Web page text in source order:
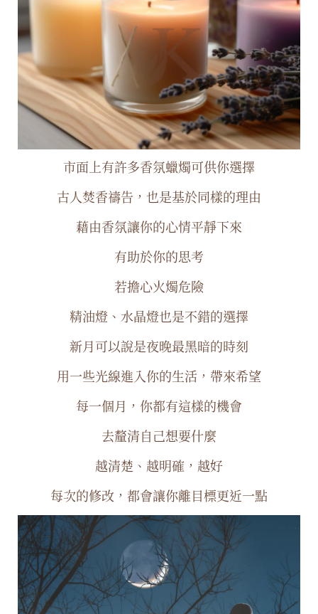
市面上有許多香氛蠟燭可供你選擇
古人焚香禱告，也是基於同樣的理由
藉由香氛讓你的心情平靜下來
有助於你的思考
若擔心火燭危險
精油燈、水晶燈也是不錯的選擇
新月可以說是夜晚最黑暗的時刻
用一些光線進入你的生活，帶來希望
每一個月，你都有這樣的機會
去釐清自己想要什麼
越清楚、越明確，越好
每次的修改，都會讓你離目標更近一點